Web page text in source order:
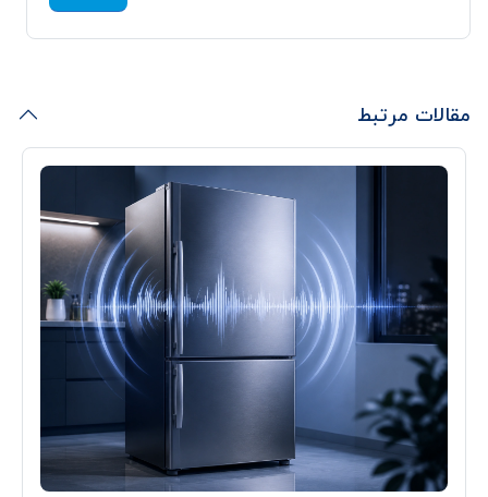
مقالات مرتبط